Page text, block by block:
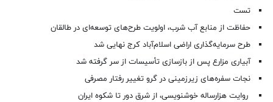
تست
حفاظت از منابع آب شرب، اولویت طرح‌های توسعه‌ای در طالقان
طرح سرمایه‌گذاری اراضی اسلام‌آباد کرج نهایی شد
آبیاری مزارع پس از بازسازی تأسیسات از سر گرفته شد
نجات سفره‌های زیرزمینی در گرو تغییر رفتار مصرفی
روایت هزارساله خوشنویسی، از شرق دور تا شکوه ایران